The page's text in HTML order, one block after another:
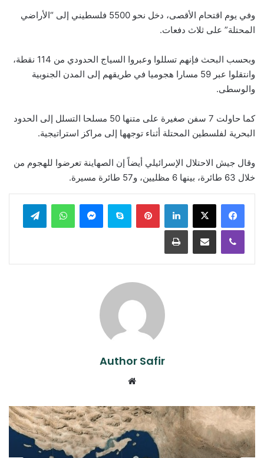
وفي يوم اقتحام الأقصى، دخل نحو 5500 فلسطيني إلى “الأراضي
المحتلة” على ثلاث دفعات.
وبحسب البحث فإنهم تسللوا وعبروا السياج الحدودي من 114 نقطة،
وانتقلوا عبر 59 مسارا هجوميا في طريقهم إلى المدن الجنوبية
والوسطى.
كما حاولت 7 سفن صغيرة على متنها 50 مسلحا التسلل إلى الحدود
البحرية لفلسطين المحتلة أثناء توجهها إلى مراكز استراتيجية.
وقال جيش الاحتلال الإسرائيلي أيضاً إن الصهاينة تعرضوا للهجوم من
خلال 63 طائرة، بينها 6 مظليين، و57 طائرة مسيرة.
لينكدإن بينتيريستسكايب ماسنجر واتساب تيلقرام
ڤايبر مشاركة عبر البريد طباعة
Author Safir